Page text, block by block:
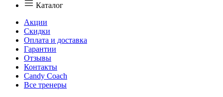
Каталог
Акции
Скидки
Оплата и доставка
Гарантии
Отзывы
Контакты
Candy Coach
Все тренеры